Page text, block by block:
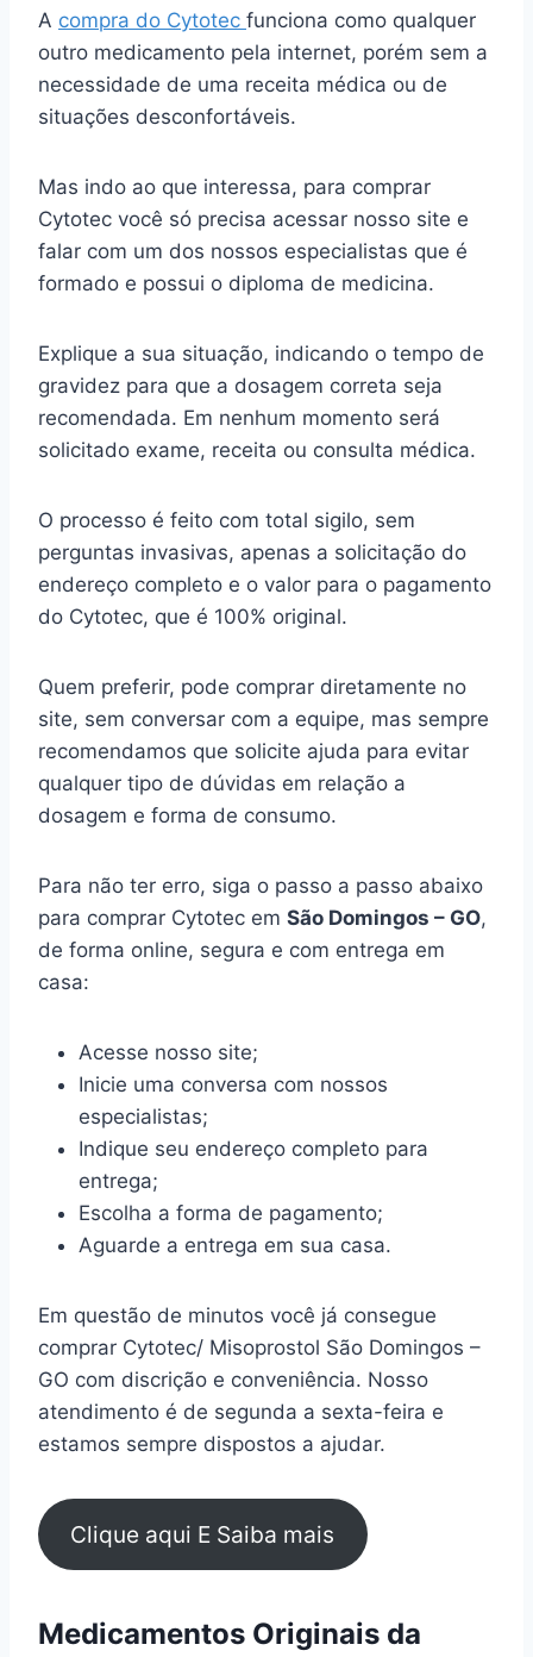
A compra do Cytotec funciona como qualquer
outro medicamento pela internet, porém sem a
necessidade de uma receita médica ou de
situações desconfortáveis.
Mas indo ao que interessa, para comprar
Cytotec você só precisa acessar nosso site e
falar com um dos nossos especialistas que é
formado e possui o diploma de medicina.
Explique a sua situação, indicando o tempo de
gravidez para que a dosagem correta seja
recomendada. Em nenhum momento será
solicitado exame, receita ou consulta médica.
O processo é feito com total sigilo, sem
perguntas invasivas, apenas a solicitação do
endereço completo e o valor para o pagamento
do Cytotec, que é 100% original.
Quem preferir, pode comprar diretamente no
site, sem conversar com a equipe, mas sempre
recomendamos que solicite ajuda para evitar
qualquer tipo de dúvidas em relação a
dosagem e forma de consumo.
Para não ter erro, siga o passo a passo abaixo
para comprar Cytotec em São Domingos – GO,
de forma online, segura e com entrega em
casa:
Acesse nosso site;
Inicie uma conversa com nossos
especialistas;
Indique seu endereço completo para
entrega;
Escolha a forma de pagamento;
Aguarde a entrega em sua casa.
Em questão de minutos você já consegue
comprar Cytotec/ Misoprostol São Domingos –
GO com discrição e conveniência. Nosso
atendimento é de segunda a sexta-feira e
estamos sempre dispostos a ajudar.
Clique aqui E Saiba mais
Medicamentos Originais da